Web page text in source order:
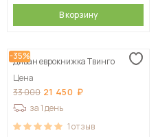
В корзину
-35%
Диван еврокнижка Твинго
Цена
33 000 21 450
за 1 день
1отзыв